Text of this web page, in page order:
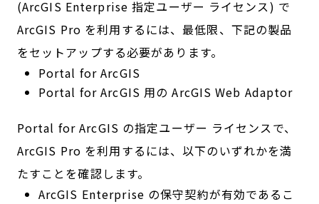
(ArcGIS Enterprise 指定ユーザー ライセンス) で
ArcGIS Pro を利用するには、最低限、下記の製品
をセットアップする必要があります。
Portal for ArcGIS
Portal for ArcGIS 用の ArcGIS Web Adaptor
Portal for ArcGIS の指定ユーザー ライセンスで、
ArcGIS Pro を利用するには、以下のいずれかを満
たすことを確認します。
ArcGIS Enterprise の保守契約が有効であるこ